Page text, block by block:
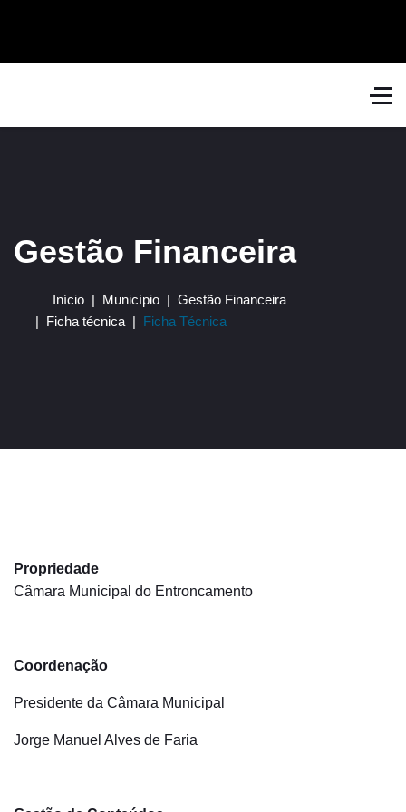
Gestão Financeira
Início Município
Gestão Financeira
Ficha técnica
Ficha Técnica
Propriedade
Câmara Municipal do Entroncamento
Coordenação
Presidente da Câmara Municipal
Jorge Manuel Alves de Faria